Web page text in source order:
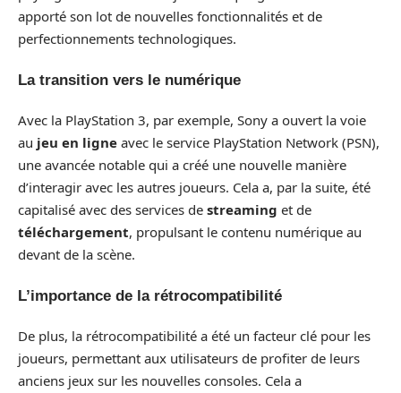
apporté son lot de nouvelles fonctionnalités et de
perfectionnements technologiques.
La transition vers le numérique
Avec la PlayStation 3, par exemple, Sony a ouvert la voie
au jeu en ligne avec le service PlayStation Network (PSN),
une avancée notable qui a créé une nouvelle manière
d’interagir avec les autres joueurs. Cela a, par la suite, été
capitalisé avec des services de streaming et de
téléchargement, propulsant le contenu numérique au
devant de la scène.
L’importance de la rétrocompatibilité
De plus, la rétrocompatibilité a été un facteur clé pour les
joueurs, permettant aux utilisateurs de profiter de leurs
anciens jeux sur les nouvelles consoles. Cela a